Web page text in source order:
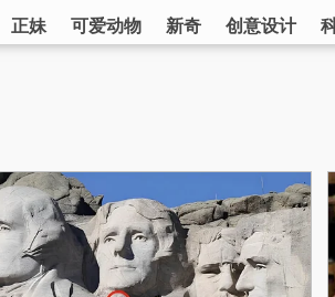
正妹 可爱动物 新奇 创意设计